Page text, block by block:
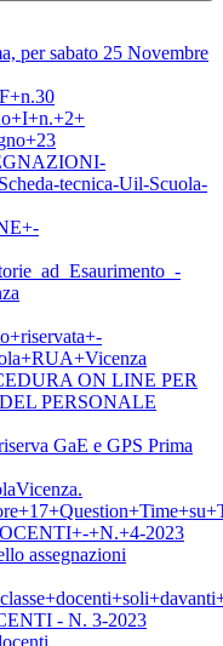
per sabato 25 Novembre
tecnica-Uil-Scuola-
ON LINE PER
PERSONALE
GaE e GPS Prima
+N.+4-2023
assegnazioni
- N. 3-2023